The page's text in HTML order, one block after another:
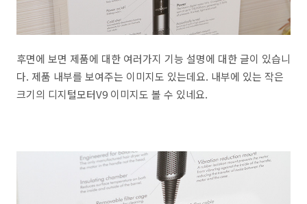
후면에 보면 제품에 대한 여러가지 기능 설명에 대한 글이 있습니
다. 제품 내부를 보여주는 이미지도 있는데요. 내부에 있는 작은
크기의 디지털모터V9 이미지도 볼 수 있네요.